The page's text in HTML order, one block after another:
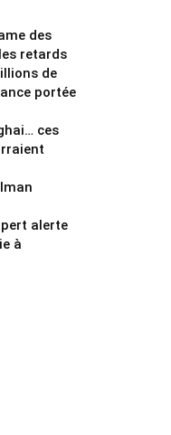
des
retards
de
portée
ces
alerte
à